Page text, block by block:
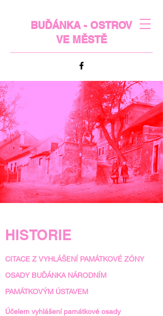
BUĎÁNKA - OSTROV
VE MĚSTĚ
HISTORIE
CITACE Z VYHLÁŠENÍ PAMÁTKOVÉ ZÓNY
OSADY BUĎÁNKA NÁRODNÍM
PAMÁTKOVÝM ÚSTAVEM
Účelem vyhlášení památkové osady